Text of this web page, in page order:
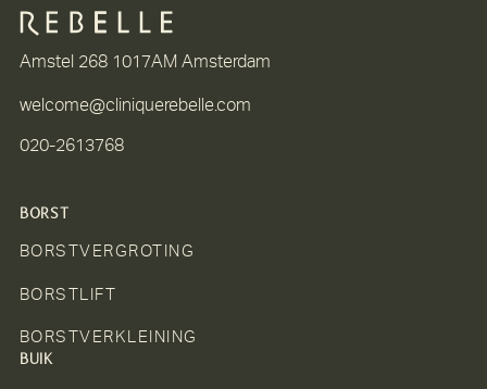
Amstel 268 1017AM Amsterdam
welcome@cliniquerebelle.com
020-2613768
BORST
BORSTVERGROTING
BORSTLIFT
BORSTVERKLEINING
BUIK